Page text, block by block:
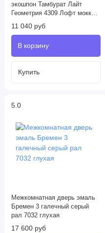
экошпон Тамбурат Лайт
Геометрия 4309 Лофт мокко
кромка АБС чёрная глухая
11 040 руб
5.0
Межкомнатная дверь эмаль
Бремен 3 галечный серый
рал 7032 глухая
17 600 руб